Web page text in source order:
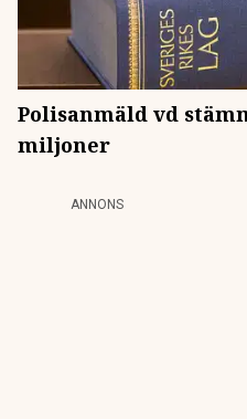
Polisanmäld vd
miljoner
ANNONS